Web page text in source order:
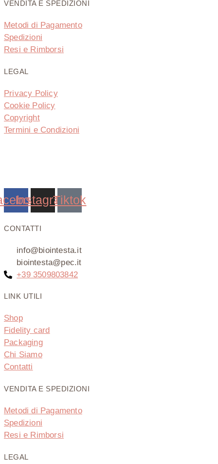
VENDITA E SPEDIZIONI
Metodi di Pagamento
Spedizioni
Resi e Rimborsi
LEGAL
Privacy Policy
Cookie Policy
Copyright
Termini e Condizioni
Instagram
Tiktok
CONTATTI
info@biointesta.it
biointesta@pec.it
+39 3509803842
LINK UTILI
Shop
Fidelity card
Packaging
Chi Siamo
Contatti
VENDITA E SPEDIZIONI
Metodi di Pagamento
Spedizioni
Resi e Rimborsi
LEGAL